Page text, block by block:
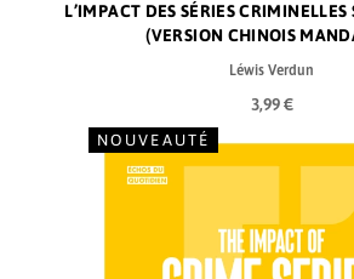
L’IMPACT DES SÉRIES CRIMINELLES
(VERSION CHINOIS
Léwis Verdun
3,99 €
NOUVEAUTÉ